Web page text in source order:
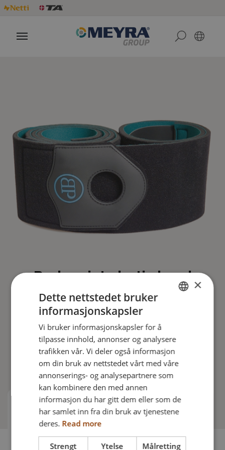
Bodypoint elastic band
Dette sterke elastiske båndet kan brukes til bryst,
mage, fang eller ben og har et lett grep på slutten
med et tommelhull for brukere med begrenset
håndfunksjon - en allsidig støtte som er mer
komfortabel.
Varer å bestille
DANISH
GERMAN
NORWEGIAN
×
Dette nettstedet bruker
informasjonskapsler
Vi bruker informasjonskapsler for å
tilpasse innhold, annonser og analysere
trafikken vår. Vi deler også informasjon
om din bruk av nettstedet vårt med våre
annonserings- og analysepartnere som
kan kombinere den med annen
informasjon du har gitt dem eller som de
har samlet inn fra din bruk av tjenestene
deres. Read more
Strengt
Ytelse Målretting